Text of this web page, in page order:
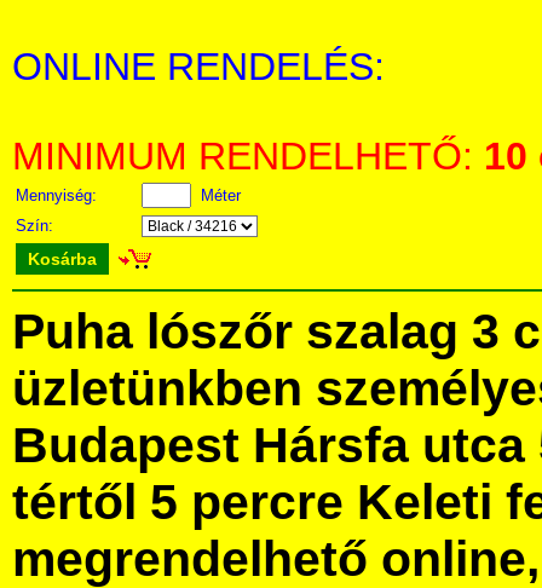
ONLINE RENDELÉS:
MINIMUM RENDELHETŐ: 10
Mennyiség:
Méter
Szín:
Kosárba
Puha lószőr szalag 3
üzletünkben
Budapest Hársfa utca
tértől 5 percre Keleti
megrendelhető